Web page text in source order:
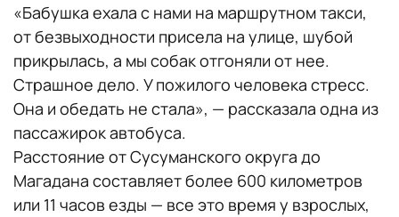
«Бабушка ехала с нами на маршрутном такси,
от безвыходности присела на улице, шубой
прикрылась, а мы собак отгоняли от нее.
Страшное дело. У пожилого человека стресс.
Она и обедать не стала», — рассказала одна из
пассажирок автобуса.
Расстояние от Сусуманского округа до
Магадана составляет более 600 километров
или 11 часов езды — все это время у взрослых,